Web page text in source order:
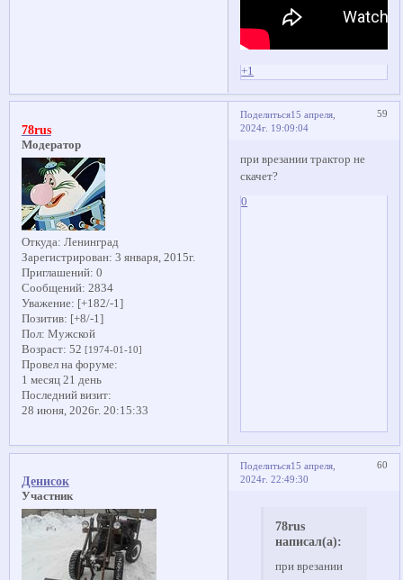
+1
Поделиться 59
15 апреля,
2024г. 19:09:04
78rus
Модератор
Откуда: Ленинград
Зарегистрирован: 3 января, 2015г.
Приглашений: 0
Сообщений: 2834
Уважение: [+182/-1]
Позитив: [+8/-1]
Пол: Мужской
Возраст: 52 [1974-01-10]
Провел на форуме:
1 месяц 21 день
Последний визит:
28 июня, 2026г. 20:15:33
при врезании трактор не
скачет?
0
Поделиться 60
15 апреля,
2024г. 22:49:30
Денисок
Участник
78rus
написал(а):
при врезании